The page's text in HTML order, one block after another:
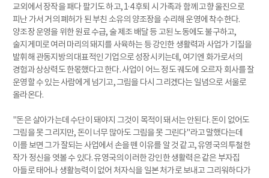
교외에서 장작을 패다 팔기도 하고, 1·4 후퇴 시 가족과 함께 고향 울진으로
피난 가서 거의 폐허가 된 부친 소유의 양조장을 수리해 운영에 착수한다.
양조장 운영을 위한 원료 수급, 술 제조 배달 등 고된 노동에도 불구하고,
술지게미로 여러 마리의 돼지를 사육하는 등 강인한 생활력과 사업가 기질을
발휘해 관동지방의 대표적인 기업으로 성장시키는데, 여기엔 화가로서의
경험과 상상력도 한몫했다고 한다. 사업이 어느 정도 궤도에 오르자 회사를 잘
운영할 수 있는 사람에게 넘기고, 그림을 다시 그리겠다는 일념으로 서울로
올라온다.
"돈은 살아가는데 수단이 돼야지 그것이 목적이 돼서는 안된다. 돈이 없어도
그림을 못 그리지만, 돈이 너무 많아도 그림을 못 그린다"라고 말했다는데
이를 보면 그가 잘되는 사업에서 손을 뗀 이유를 알 것 같고, 유영국의 투철한
작가 정신을 엿볼 수 있다. 유영국의 이러한 강인한 생활력은 같은 부자집
아들로 태어나 생활능력이 없어 처자식을 일본 처가로 보내고 그리워하다가